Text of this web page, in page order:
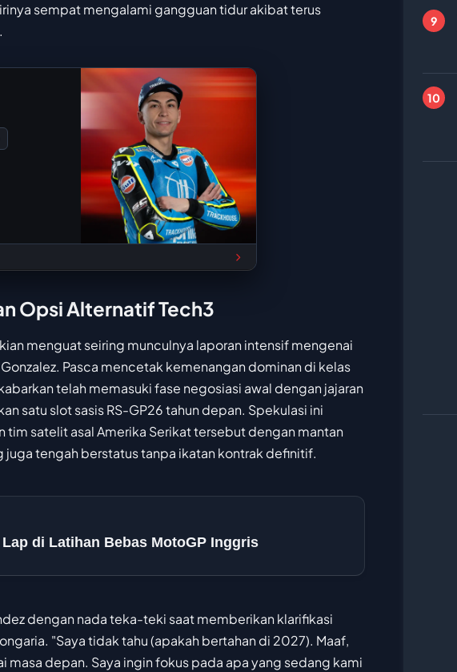
sempat mengalami gangguan tidur akibat terus
Opsi Alternatif Tech3
menguat seiring munculnya laporan intensif mengenai
Pasca mencetak kemenangan dominan di kelas
telah memasuki fase negosiasi awal dengan jajaran
satu slot sasis RS-GP26 tahun depan. Spekulasi ini
satelit asal Amerika Serikat tersebut dengan mantan
tengah berstatus tanpa ikatan kontrak definitif.
di Latihan Bebas MotoGP Inggris
dengan nada teka-teki saat memberikan klarifikasi
"Saya tidak tahu (apakah bertahan di 2027). Maaf,
depan. Saya ingin fokus pada apa yang sedang kami